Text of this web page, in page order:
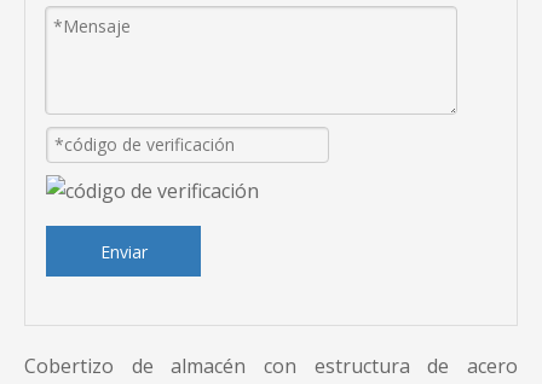
Enviar
Cobertizo de almacén con estructura de acero